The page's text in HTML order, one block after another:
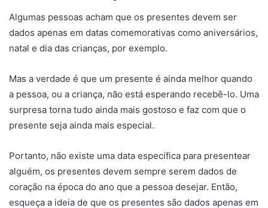
Algumas pessoas acham que os presentes devem ser
dados apenas em datas comemorativas como aniversários,
natal e dia das crianças, por exemplo.
Mas a verdade é que um presente é ainda melhor quando
a pessoa, ou a criança, não está esperando recebê-lo. Uma
surpresa torna tudo ainda mais gostoso e faz com que o
presente seja ainda mais especial.
Portanto, não existe uma data específica para presentear
alguém, os presentes devem sempre serem dados de
coração na época do ano que a pessoa desejar. Então,
esqueça a ideia de que os presentes são dados apenas em